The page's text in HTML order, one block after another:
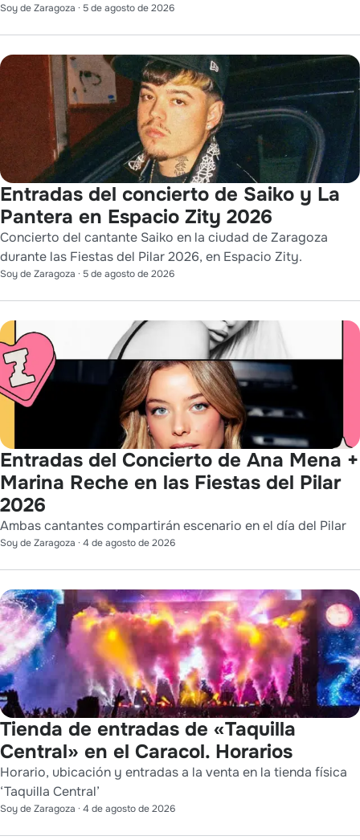
Soy de Zaragoza · 5 de agosto de 2026
Entradas del concierto de Saiko y La
Pantera en Espacio Zity 2026
Concierto del cantante Saiko en la ciudad de Zaragoza
durante las Fiestas del Pilar 2026, en Espacio Zity.
Soy de Zaragoza · 5 de agosto de 2026
Entradas del Concierto de Ana Mena +
Marina Reche en las Fiestas del Pilar
2026
Ambas cantantes compartirán escenario en el día del Pilar
Soy de Zaragoza · 4 de agosto de 2026
Tienda de entradas de «Taquilla
Central» en el Caracol. Horarios
Horario, ubicación y entradas a la venta en la tienda física
‘Taquilla Central’
Soy de Zaragoza · 4 de agosto de 2026